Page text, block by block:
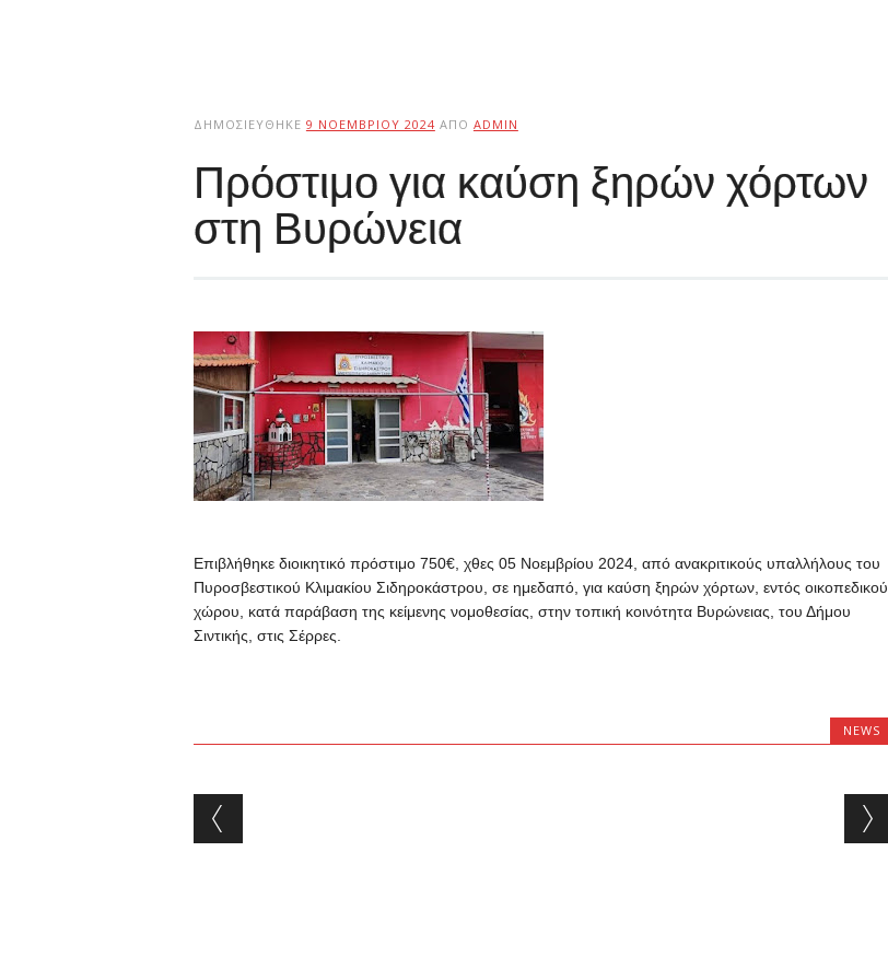
ΔΗΜΟΣΙΕΎΘΗΚΕ 9 ΝΟΕΜΒΡΊΟΥ 2024 ΑΠΌ ADMIN
Πρόστιμο για καύση ξηρών χόρτων
στη Βυρώνεια
Επιβλήθηκε διοικητικό πρόστιμο 750€, χθες 05 Νοεμβρίου 2024, από ανακριτικούς υπαλλήλους του
Πυροσβεστικού Κλιμακίου Σιδηροκάστρου, σε ημεδαπό, για καύση ξηρών χόρτων, εντός οικοπεδικού
χώρου, κατά παράβαση της κείμενης νομοθεσίας, στην τοπική κοινότητα Βυρώνειας, του Δήμου
Σιντικής, στις Σέρρες.
NEWS
Post navigation